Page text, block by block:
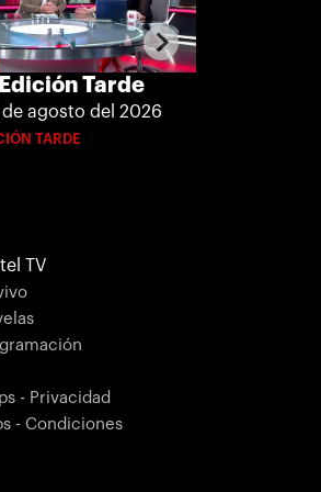
Tarde
agosto del 2026
TARDE
TV
- Privacidad
- Condiciones